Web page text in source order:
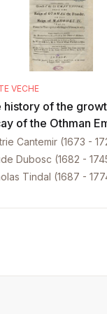
VECHE
history of the
of the Othman
Cantemir (1673 -
Dubosc (1682 -
Tindal (1687 -